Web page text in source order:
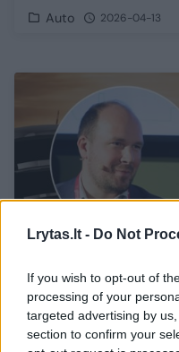
Lrytas.lt - Do Not
If you wish to opt-out of
processing of your
targeted advertising by
section to confirm your
Auto 2026-04-13
Tai gali turėti labai